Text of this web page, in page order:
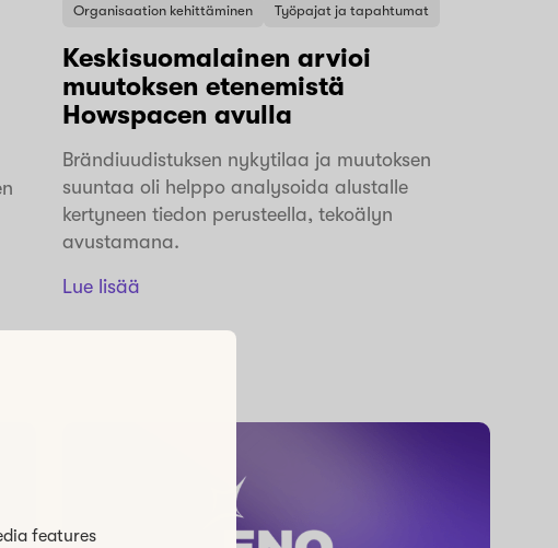
features
Organisaation kehittäminen
Työpajat ja tapahtumat
Keskisuomalainen arvioi
muutoksen etenemistä
Howspacen avulla
Brändiuudistuksen nykytilaa ja muutoksen
suuntaa oli helppo analysoida alustalle
kertyneen tiedon perusteella, tekoälyn
avustamana.
Lue lisää